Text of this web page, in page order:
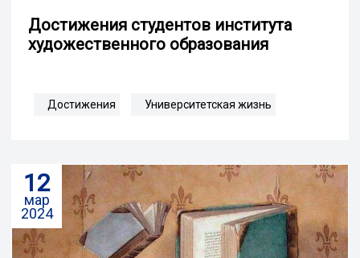
Достижения студентов института
художественного образования
Достижения Университетская жизнь
12
мар
2024